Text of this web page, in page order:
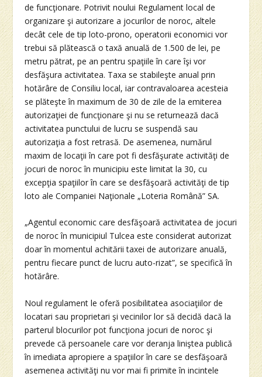
de funcţionare. Potrivit noului Regulament local de
organizare şi autorizare a jocurilor de noroc, altele
decât cele de tip loto-prono, operatorii economici vor
trebui să plătească o taxă anuală de 1.500 de lei, pe
metru pătrat, pe an pentru spaţiile în care îşi vor
desfăşura activitatea. Taxa se stabileşte anual prin
hotărâre de Consiliu local, iar contravaloarea acesteia
se plăteşte în maximum de 30 de zile de la emiterea
autorizaţiei de funcţionare şi nu se returnează dacă
activitatea punctului de lucru se suspendă sau
autorizaţia a fost retrasă. De asemenea, numărul
maxim de locaţii în care pot fi desfăşurate activităţi de
jocuri de noroc în municipiu este limitat la 30, cu
excepţia spaţiilor în care se desfăşoară activităţi de tip
loto ale Companiei Naţionale „Loteria Română” SA.
„Agentul economic care desfăşoară activitatea de jocuri
de noroc în municipiul Tulcea este considerat autorizat
doar în momentul achitării taxei de autorizare anuală,
pentru fiecare punct de lucru auto-rizat”, se specifică în
hotărâre.
Noul regulament le oferă posibilitatea asociaţiilor de
locatari sau proprietari şi vecinilor lor să decidă dacă la
parterul blocurilor pot funcţiona jocuri de noroc şi
prevede că persoanele care vor deranja liniştea publică
în imediata apropiere a spaţiilor în care se desfăşoară
asemenea activităţi nu vor mai fi primite în incintele